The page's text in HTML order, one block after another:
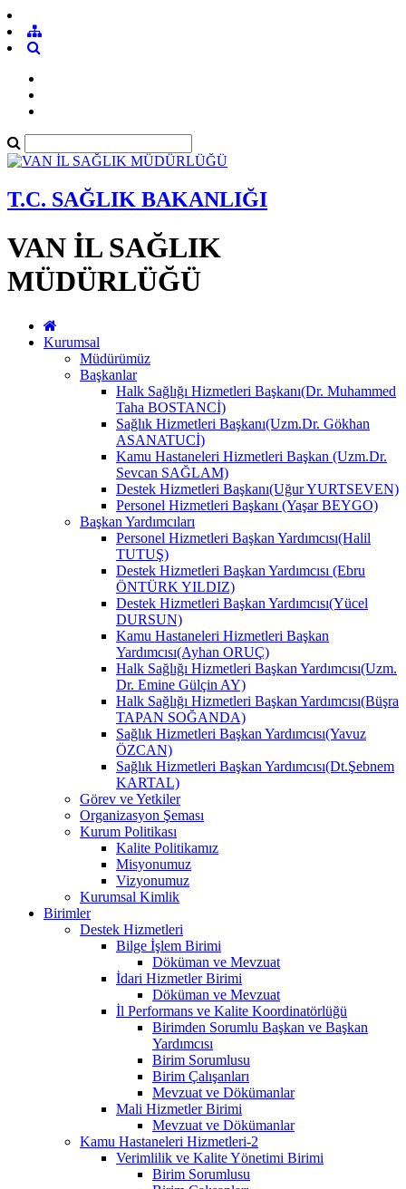
T.C. SAĞLIK BAKANLIĞI
VAN İL SAĞLIK
MÜDÜRLÜĞÜ
Kurumsal
Müdürümüz
Başkanlar
Halk Sağlığı Hizmetleri Başkanı(Dr. Muhammed
Taha BOSTANCİ)
Sağlık Hizmetleri Başkanı(Uzm.Dr. Gökhan
ASANATUCİ)
Kamu Hastaneleri Hizmetleri Başkan (Uzm.Dr.
Sevcan SAĞLAM)
Destek Hizmetleri Başkanı(Uğur YURTSEVEN)
Personel Hizmetleri Başkanı (Yaşar BEYGO)
Başkan Yardımcıları
Personel Hizmetleri Başkan Yardımcısı(Halil
TUTUŞ)
Destek Hizmetleri Başkan Yardımcısı (Ebru
ÖNTÜRK YILDIZ)
Destek Hizmetleri Başkan Yardımcısı(Yücel
DURSUN)
Kamu Hastaneleri Hizmetleri Başkan
Yardımcısı(Ayhan ORUÇ)
Halk Sağlığı Hizmetleri Başkan Yardımcısı(Uzm.
Dr. Emine Gülçin AY)
Halk Sağlığı Hizmetleri Başkan Yardımcısı(Büşra
TAPAN SOĞANDA)
Sağlık Hizmetleri Başkan Yardımcısı(Yavuz
ÖZCAN)
Sağlık Hizmetleri Başkan Yardımcısı(Dt.Şebnem
KARTAL)
Görev ve Yetkiler
Organizasyon Şeması
Kurum Politikası
Kalite Politikamız
Misyonumuz
Vizyonumuz
Kurumsal Kimlik
Birimler
Destek Hizmetleri
Bilge İşlem Birimi
Döküman ve Mevzuat
İdari Hizmetler Birimi
Döküman ve Mevzuat
İl Performans ve Kalite Koordinatörlüğü
Birimden Sorumlu Başkan ve Başkan
Yardımcısı
Birim Sorumlusu
Birim Çalışanları
Mevzuat ve Dökümanlar
Mali Hizmetler Birimi
Mevzuat ve Dökümanlar
Kamu Hastaneleri Hizmetleri-2
Verimlilik ve Kalite Yönetimi Birimi
Birim Sorumlusu